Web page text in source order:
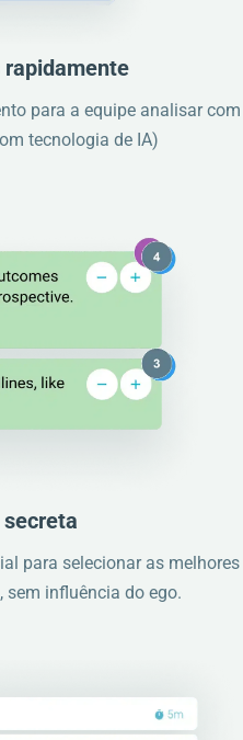
para a equipe analisar com
tecnologia de IA)
para selecionar as melhores
sem influência do ego.